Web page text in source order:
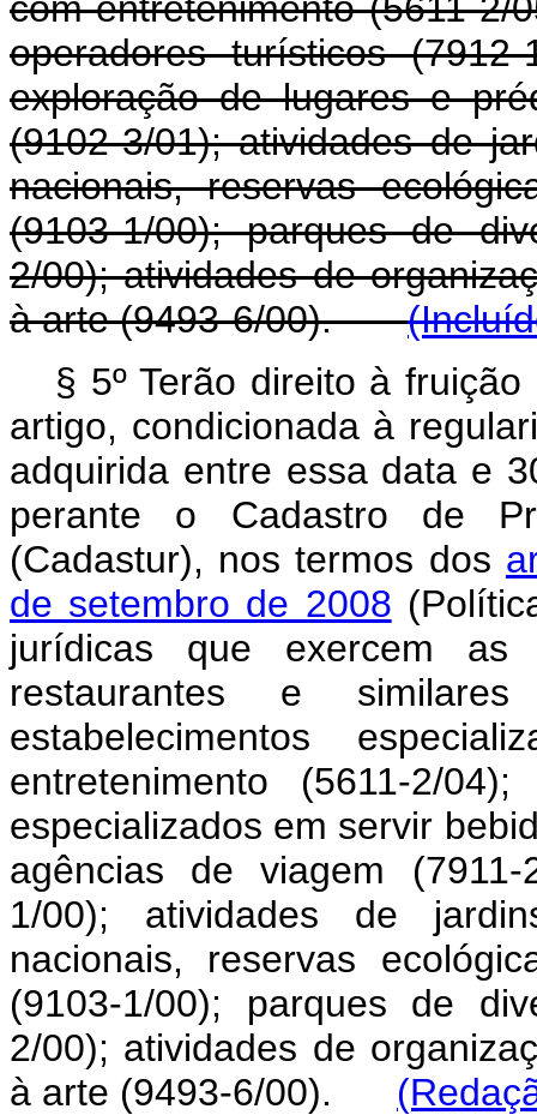
operadores turísticos
exploração de lugares e
(9102-3/01); atividades de
nacionais, reservas
(9103-1/00); parques de
2/00); atividades de
à arte (9493-6/00).
§ 5º Terão direito à
artigo, condicionada à
adquirida entre essa data e
perante o Cadastro de
(Cadastur), nos termos dos
de setembro de 2008
jurídicas que exercem as
restaurantes e
estabelecimentos
entretenimento (5611-2/
especializados em servir
agências de viagem
1/00); atividades de
nacionais, reservas
(9103-1/00); parques de
2/00); atividades de
à arte (9493-6/00).